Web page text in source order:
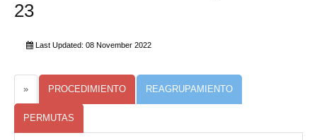
Directorio FCCE
23
Last Updated: 08 November 2022
» PROCEDIMIENTO REAGRUPAMIENTO
PERMUTAS